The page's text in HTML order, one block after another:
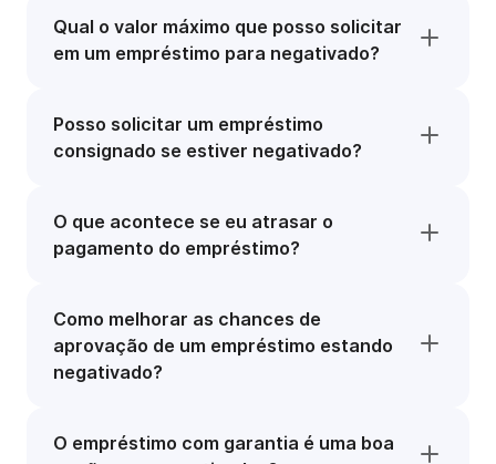
Qual o valor máximo que posso solicitar
em um empréstimo para negativado?
Posso solicitar um empréstimo
consignado se estiver negativado?
O que acontece se eu atrasar o
pagamento do empréstimo?
Como melhorar as chances de
aprovação de um empréstimo estando
negativado?
O empréstimo com garantia é uma boa